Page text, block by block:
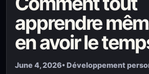
apprendre
en avoir le
June 4, 2026• Développement